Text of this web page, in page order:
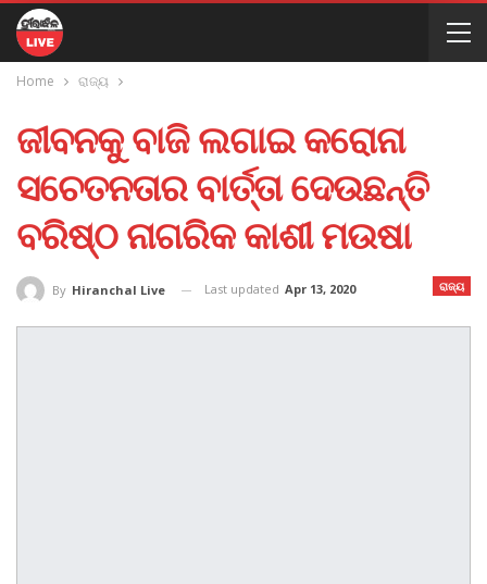
Home ରାଜ୍ୟ
ଜୀବନକୁ ବାଜି ଲଗାଇ କରୋନା
ସଚେତନତାର ବାର୍ତ୍ତା ଦେଉଛନ୍ତି
ବରିଷ୍ଠ ନାଗରିକ କାଶୀ ମଉଷା
ରାଜ୍ୟ
By Hiranchal Live Last updated Apr 13, 2020